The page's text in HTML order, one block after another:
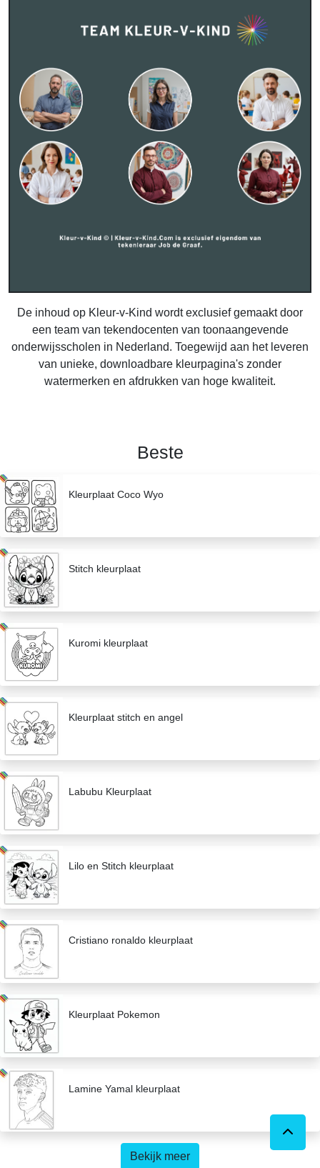
De inhoud op Kleur-v-Kind wordt exclusief gemaakt door
een team van tekendocenten van toonaangevende
onderwijsscholen in Nederland. Toegewijd aan het leveren
van unieke, downloadbare kleurpagina's zonder
watermerken en afdrukken van hoge kwaliteit.
Beste
Kleurplaat Coco Wyo
Stitch kleurplaat
Kuromi kleurplaat
Kleurplaat stitch en angel
Labubu Kleurplaat
Lilo en Stitch kleurplaat
Cristiano ronaldo kleurplaat
Kleurplaat Pokemon
Lamine Yamal kleurplaat
Bekijk meer